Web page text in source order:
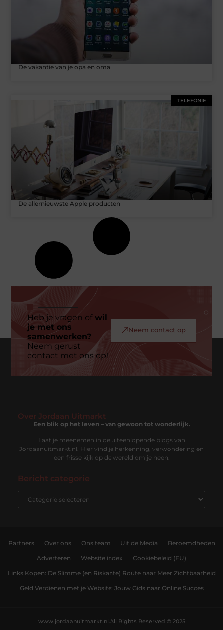
De vakantie van je opa en oma
TELEFONIE
De allernieuwste Apple producten
Heb je vragen ofwil
je met ons
samenwerken?
Neem gerust
contact met ons op!
Neem contact op
Over Jordaan Uitmarkt
Een blik op het leven – van gewoon tot wonderlijk.
Laat je meenemen in de uiteenlopende blogs van
Jordaanuitmarkt.nl. Hier vind je herkenning, verwondering en
een frisse kijk op de wereld om je heen.
Bericht categorie
Partners Over ons Ons team Uit de Media Beroemdheden
Adverteren Website index Cookiebeleid (EU)
Links Kopen: De Slimme (en Riskante) Route naar Meer Zichtbaarheid
Geld Verdienen met je Website: Jouw Gids naar Online Succes
All Rights Reserved © 2025
www.jordaanuitmarkt.nl.